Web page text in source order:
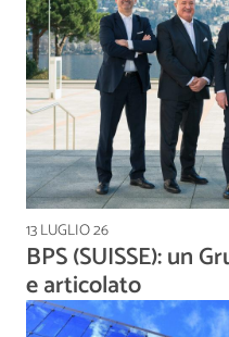
13 LUGLIO 26
BPS (SUISSE): un
e articolato